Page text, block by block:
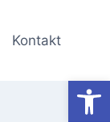
Kontakt